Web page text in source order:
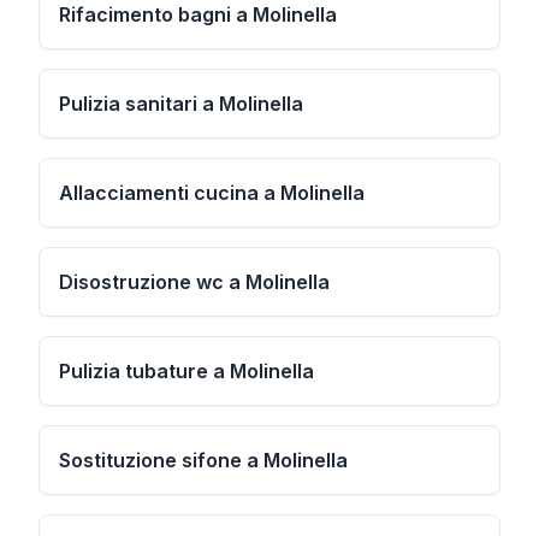
Rifacimento bagni a Molinella
Pulizia sanitari a Molinella
Allacciamenti cucina a Molinella
Disostruzione wc a Molinella
Pulizia tubature a Molinella
Sostituzione sifone a Molinella